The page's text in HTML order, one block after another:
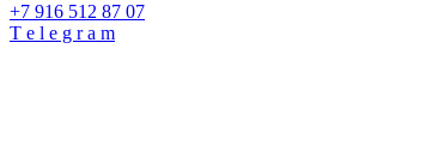
+7 916 512 87 07
T e l e g r a m